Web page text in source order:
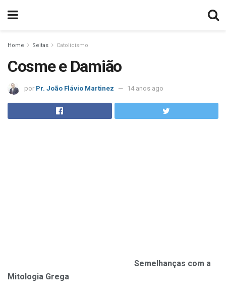
Home Seitas Catolicismo
Cosme e Damião
por Pr. João Flávio Martinez 14 anos ago
Semelhanças com a
Mitologia Grega